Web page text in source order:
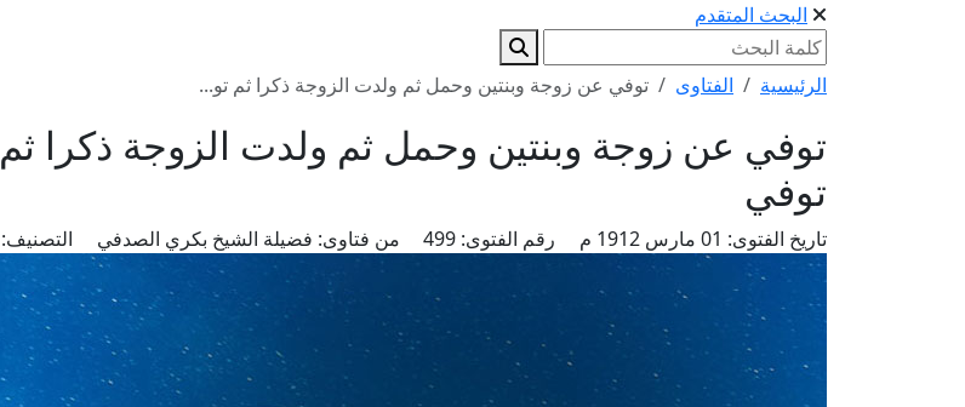
البحث المتقدم
الرئيسية الفتاوى توفي عن زوجة وبنتين وحمل ثم ولدت الزوجة ذكرا ثم تو...
توفي عن زوجة وبنتين وحمل ثم ولدت الزوجة ذكرا ثم
توفي
تاريخ الفتوى: رقم الفتوى: من فتاوى: فضيلة الشيخ بكري الصدفي التصنيف: